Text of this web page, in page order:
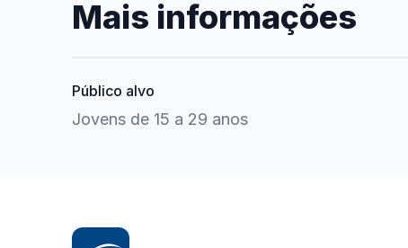
Mais informações
Público alvo
Jovens de 15 a 29 anos